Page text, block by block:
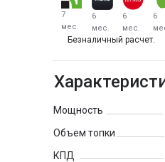
Безналичный расчет.
7
мес.
6
мес.
6
мес.
6
Объем топки
КПД
Мощность